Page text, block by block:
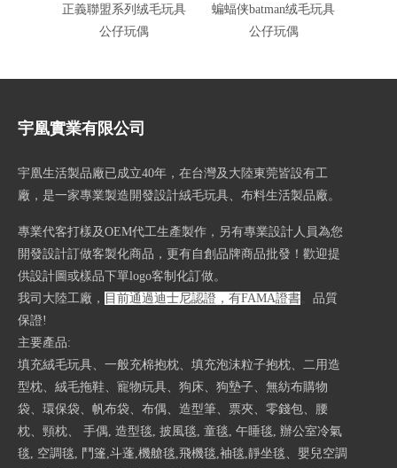
正義聯盟系列绒毛玩具
公仔玩偶
蝙蝠侠batman绒毛玩具
公仔玩偶
宇凰實業有限公司
宇凰生活製品廠已成立40年，在台灣及大陸東莞皆設有工
廠，是一家專業製造開發設計絨毛玩具、布料生活製品廠。
專業代客打樣及OEM代工生產製作，另有專業設計人員為您
開發設計訂做客製化商品，更有自創品牌商品批發！歡迎提
供設計圖或樣品下單logo客制化訂做。
我司大陸工廠， 目前通過迪士尼認證，有FAMA證書
品質
保證!
主要產品:
填充絨毛玩具、一般充棉抱枕、填充泡沫粒子抱枕、二用造
型枕、絨毛拖鞋、寵物玩具、狗床、狗墊子、無紡布購物
袋、環保袋、帆布袋、布偶、造型筆、票夾、零錢包、腰
枕、頸枕、 手偶, 造型毯, 披風毯, 童毯, 午睡毯, 辦公室冷氣
毯, 空調毯, 鬥篷,斗蓬,機艙毯,飛機毯,袖毯,靜坐毯、嬰兒空調